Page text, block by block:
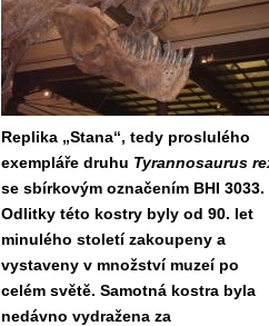
Replika „Stana“, tedy proslulého
exempláře druhu Tyrannosaurus
se sbírkovým označením BHI 3033.
Odlitky této kostry byly od 90. let
minulého století zakoupeny a
vystaveny v množství muzeí po
celém světě. Samotná kostra byla
nedávno vydražena za